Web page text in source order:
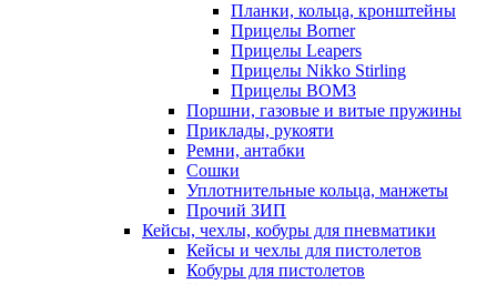
Планки, кольца, кронштейны
Прицелы Borner
Прицелы Leapers
Прицелы Nikko Stirling
Прицелы ВОМЗ
Поршни, газовые и витые пружины
Приклады, рукояти
Ремни, антабки
Сошки
Уплотнительные кольца, манжеты
Прочий ЗИП
Кейсы, чехлы, кобуры для пневматики
Кейсы и чехлы для пистолетов
Кобуры для пистолетов